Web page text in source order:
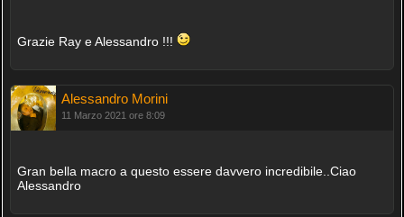
Grazie Ray e Alessandro !!!
Alessandro Morini
11 Marzo 2021 ore 8:09
Gran bella macro a questo essere davvero incredibile..Ciao
Alessandro